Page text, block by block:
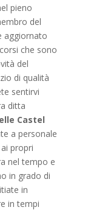
pieno
del
aggiornato
che sono
del
di qualità
sentirvi
ditta
Castel
a personale
propri
nel tempo e
in grado di
in
in tempi